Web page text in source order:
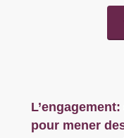
pour mener